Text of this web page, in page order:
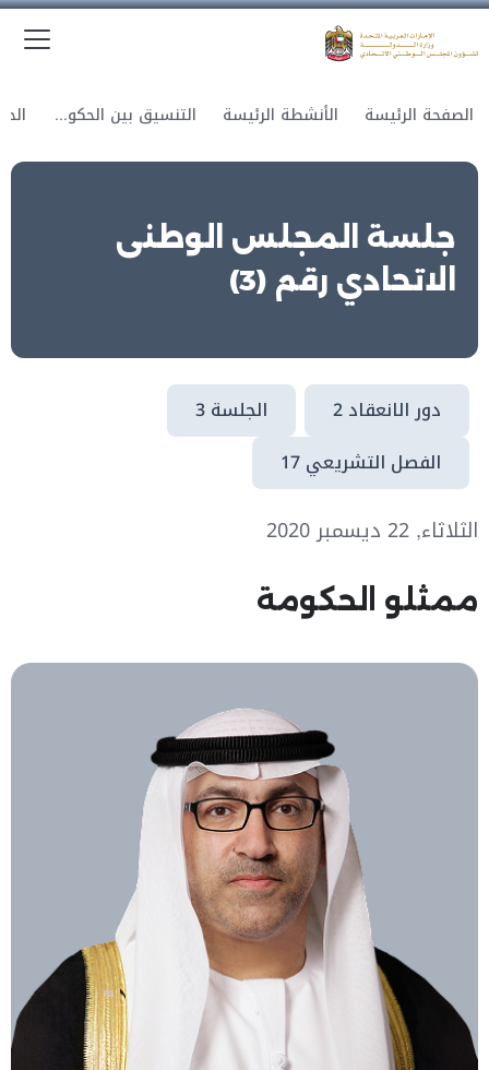
الصفحة الرئيسة الأنشطة الرئيسة التنسيق بين الحكومة والمجلس
جلسة المجلس الوطنى
الاتحادي رقم (3)
دور الانعقاد 2
الجلسة 3
الفصل التشريعي 17
الثلاثاء, 22 ديسمبر 2020
ممثلو الحكومة